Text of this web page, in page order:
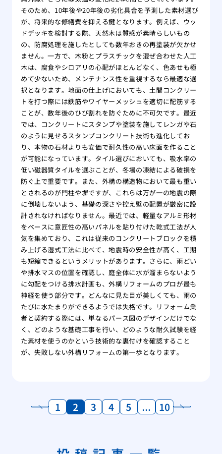
そのため、10年後や20年後の劣化具合を予測した素材選び
が、将来的な修繕費を抑える鍵となります。例えば、ウッ
ドデッキを検討する際、天然木は質感が素晴らしいもの
の、防腐処理を施したとしても数年おきの再塗装が欠かせ
ません。一方で、木粉とプラスチックを混ぜ合わせた人工
木は、腐食やシロアリの心配がほとんどなく、色あせも極
めて少ないため、メンテナンス性を重視するなら最適な選
択となります。地面の仕上げにおいても、土間コンクリー
トを打つ際には鉄筋やワイヤーメッシュを適切に配筋する
ことが、数年後のひび割れを防ぐために不可欠です。最近
では、コンクリートにスタンプや塗装を施してレンガや石
のように見せるスタンプコンクリート技術も進化してお
り、本物の石材よりも安価で耐久性の高い床面を作ること
が可能になっています。タイル選びにおいても、吸水率の
低い磁器質タイルを選ぶことが、冬場の凍結による破損を
防ぐ上で重要です。また、外構の構造物において最も重い
とされるのが門柱や塀ですが、これらは万が一の地震の際
に倒壊しないよう、基礎の深さや控え壁の配置が厳密に設
計されなければなりません。最近では、軽量なアルミ形材
をベースに意匠性の高いパネルを貼り付けた乾式工法が人
気を集めており、これは従来のコンクリートブロックを積
み上げる湿式工法に比べて、地震時の安全性が高く、工期
も短縮できるというメリットがあります。さらに、雨どい
や排水マスの位置を確認し、庭全体に水が溜まらないよう
に勾配をつける排水計画も、外構リフォームのプロが最も
神経を使う部分です。どんなに見た目が美しくても、雨の
たびに水たまりができるようでは失格です。リフォーム業
者と契約する際には、単なるパース図のデザインだけでな
く、どのような基礎工事を行い、どのような耐久試験を経
た素材を使うのかという技術的な裏付けを確認すること
が、失敗しない外構リフォームの第一歩となります。
1 2 3 4 5 … 10